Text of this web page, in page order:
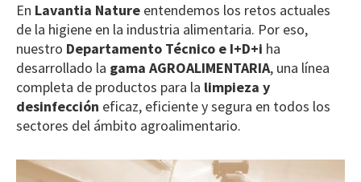
En Lavantia Nature entendemos los retos actuales
de la higiene en la industria alimentaria. Por eso,
nuestro Departamento Técnico e I+D+i ha
desarrollado la gama AGROALIMENTARIA, una línea
completa de productos para la limpieza y
desinfección eficaz, eficiente y segura en todos los
sectores del ámbito agroalimentario.